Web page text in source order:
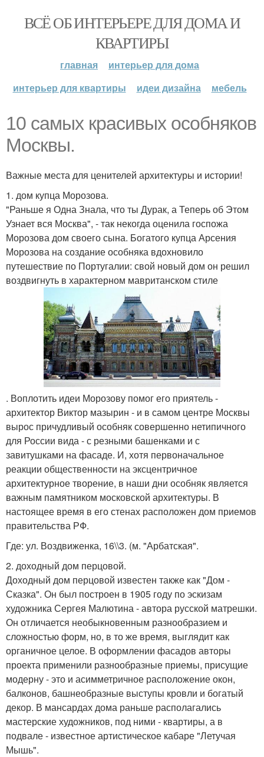
ВСЁ ОБ ИНТЕРЬЕРЕ ДЛЯ ДОМА И
КВАРТИРЫ
главная
интерьер для дома
интерьер для квартиры
идеи дизайна мебель
10 самых красивых особняков
Москвы.
Важные места для ценителей архитектуры и истории!
1. дом купца Морозова.
"Раньше я Одна Знала, что ты Дурак, а Теперь об Этом
Узнает вся Москва", - так некогда оценила госпожа
Морозова дом своего сына. Богатого купца Арсения
Морозова на создание особняка вдохновило
путешествие по Португалии: свой новый дом он решил
воздвигнуть в характерном мавританском стиле
. Воплотить идеи Морозову помог его приятель -
архитектор Виктор мазырин - и в самом центре Москвы
вырос причудливый особняк совершенно нетипичного
для России вида - с резными башенками и с
завитушками на фасаде. И, хотя первоначальное
реакции общественности на эксцентричное
архитектурное творение, в наши дни особняк является
важным памятником московской архитектуры. В
настоящее время в его стенах расположен дом приемов
правительства РФ.
Где: ул. Воздвиженка, 16\\3. (м. "Арбатская".
2. доходный дом перцовой.
Доходный дом перцовой известен также как "Дом -
Сказка". Он был построен в 1905 году по эскизам
художника Сергея Малютина - автора русской матрешки.
Он отличается необыкновенным разнообразием и
сложностью форм, но, в то же время, выглядит как
органичное целое. В оформлении фасадов авторы
проекта применили разнообразные приемы, присущие
модерну - это и асимметричное расположение окон,
балконов, башнеобразные выступы кровли и богатый
декор. В мансардах дома раньше располагались
мастерские художников, под ними - квартиры, а в
подвале - известное артистическое кабаре "Летучая
Мышь".